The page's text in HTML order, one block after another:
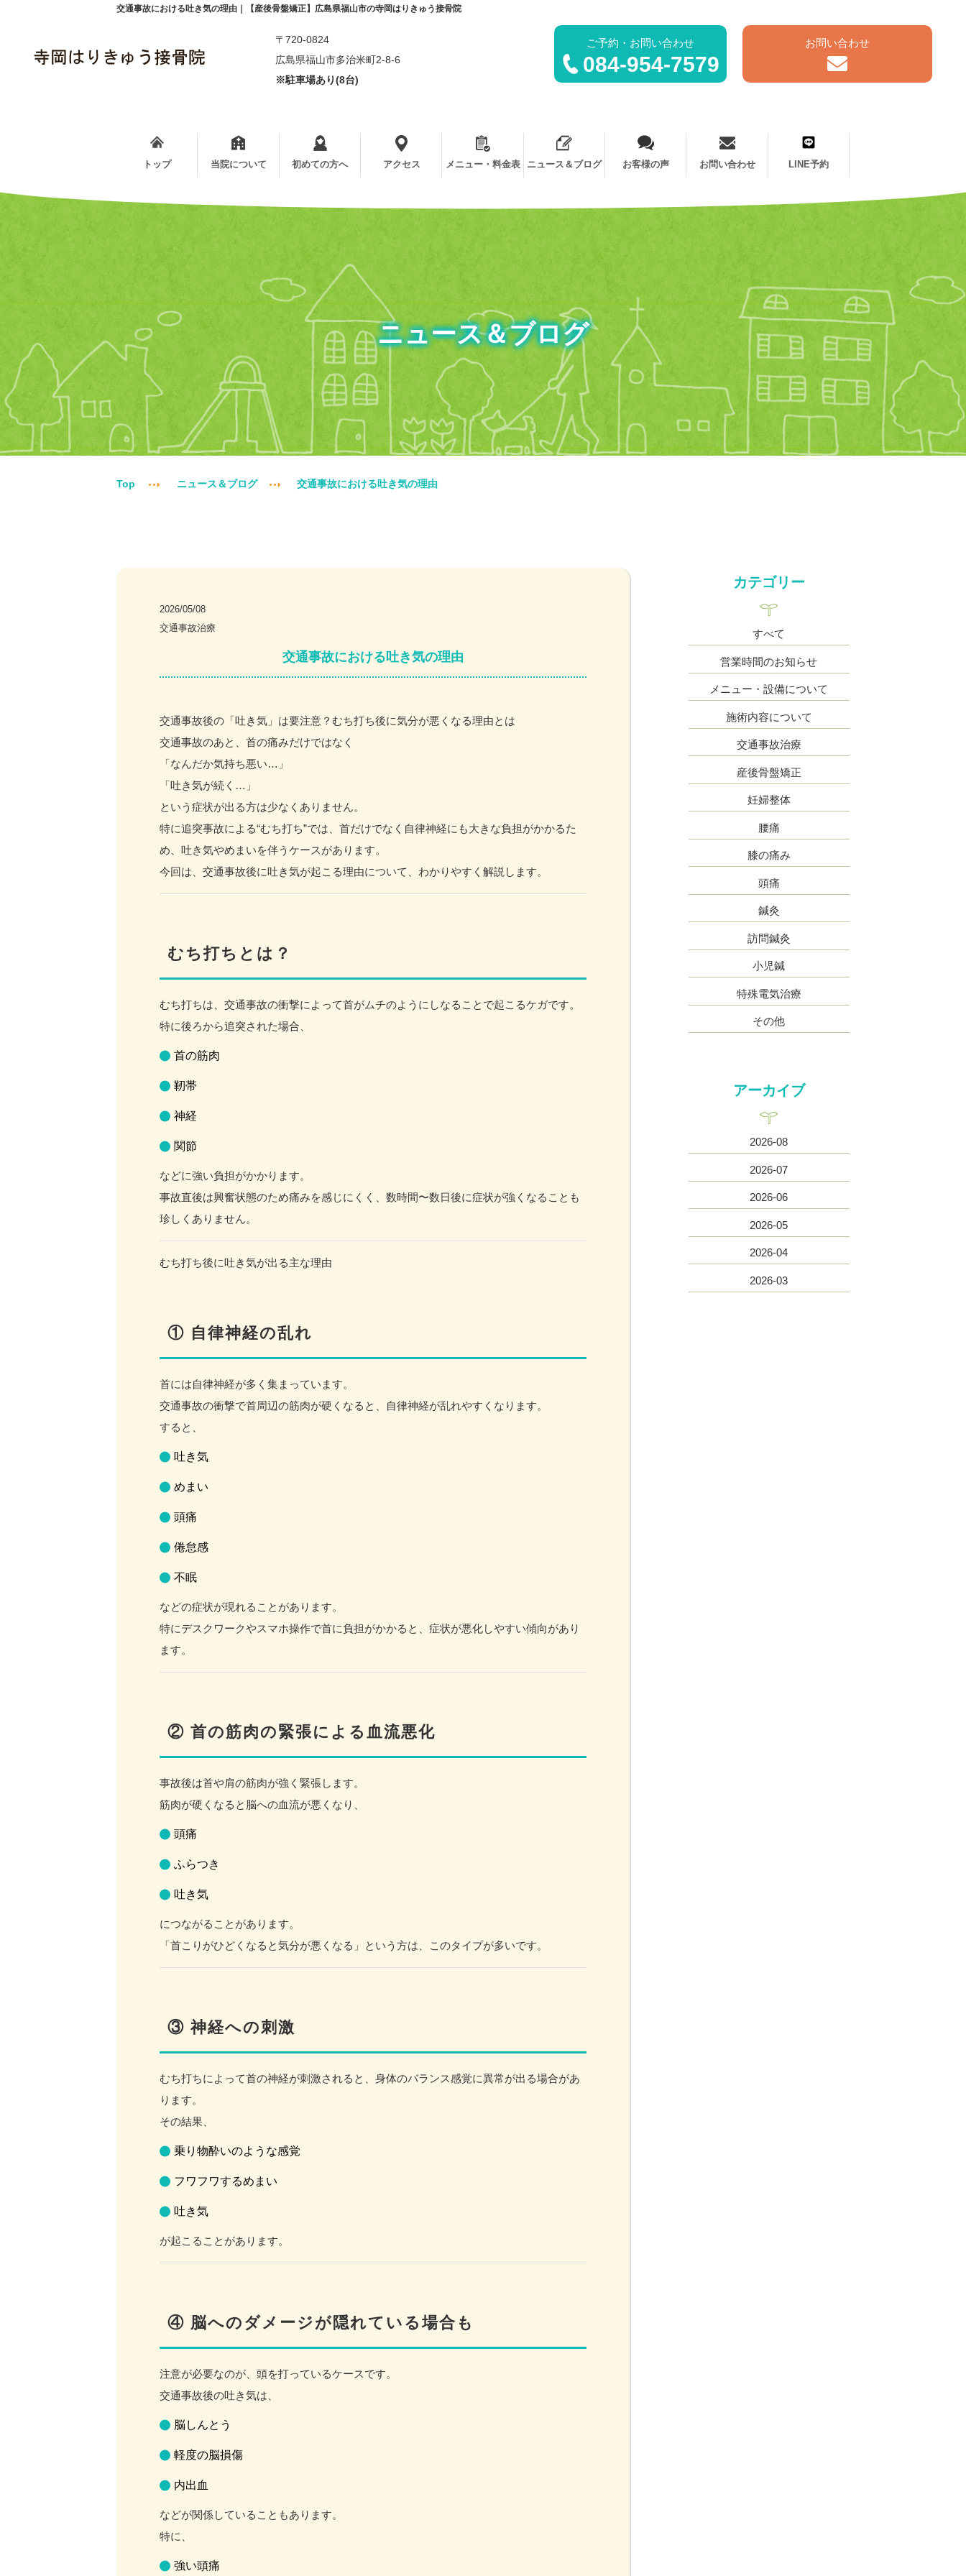
交通事故における吐き気の理由｜【産後骨盤矯正】広島県福山市の寺岡はりきゅう接骨院
ご予約・お問い合わせ
084-954-7579
お問い合わせ
〒720-0824
広島県福山市多治米町2-8-6
※駐車場あり(8台)
トップ 当院について 初めての方へ アクセス メニュー・料金表 ニュース＆ブログ お客様の声 お問い合わせ LINE予約
ニュース＆ブログ
Top ニュース＆ブログ 交通事故における吐き気の理由
2026/05/08
交通事故治療
交通事故における吐き気の理由
交通事故後の「吐き気」は要注意？むち打ち後に気分が悪くなる理由とは
交通事故のあと、首の痛みだけではなく
「なんだか気持ち悪い…」
「吐き気が続く…」
という症状が出る方は少なくありません。
特に追突事故による“むち打ち”では、首だけでなく自律神経にも大きな負担がかかるた
め、吐き気やめまいを伴うケースがあります。
今回は、交通事故後に吐き気が起こる理由について、わかりやすく解説します。
むち打ちとは？
むち打ちは、交通事故の衝撃によって首がムチのようにしなることで起こるケガです。
特に後ろから追突された場合、
首の筋肉
靭帯
神経
関節
などに強い負担がかかります。
事故直後は興奮状態のため痛みを感じにくく、数時間〜数日後に症状が強くなることも
珍しくありません。
むち打ち後に吐き気が出る主な理由
① 自律神経の乱れ
首には自律神経が多く集まっています。
交通事故の衝撃で首周辺の筋肉が硬くなると、自律神経が乱れやすくなります。
すると、
吐き気
めまい
頭痛
倦怠感
不眠
などの症状が現れることがあります。
特にデスクワークやスマホ操作で首に負担がかかると、症状が悪化しやすい傾向があり
ます。
② 首の筋肉の緊張による血流悪化
事故後は首や肩の筋肉が強く緊張します。
筋肉が硬くなると脳への血流が悪くなり、
頭痛
ふらつき
吐き気
につながることがあります。
「首こりがひどくなると気分が悪くなる」という方は、このタイプが多いです。
③ 神経への刺激
むち打ちによって首の神経が刺激されると、身体のバランス感覚に異常が出る場合があ
ります。
その結果、
乗り物酔いのような感覚
フワフワするめまい
吐き気
が起こることがあります。
④ 脳へのダメージが隠れている場合も
注意が必要なのが、頭を打っているケースです。
交通事故後の吐き気は、
脳しんとう
軽度の脳損傷
内出血
などが関係していることもあります。
特に、
強い頭痛
カテゴリー
すべて
営業時間のお知らせ
メニュー・設備について
施術内容について
交通事故治療
産後骨盤矯正
妊婦整体
腰痛
膝の痛み
頭痛
鍼灸
訪問鍼灸
小児鍼
特殊電気治療
その他
アーカイブ
2026-08
2026-07
2026-06
2026-05
2026-04
2026-03